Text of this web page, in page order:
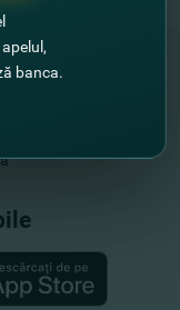
a
banca.